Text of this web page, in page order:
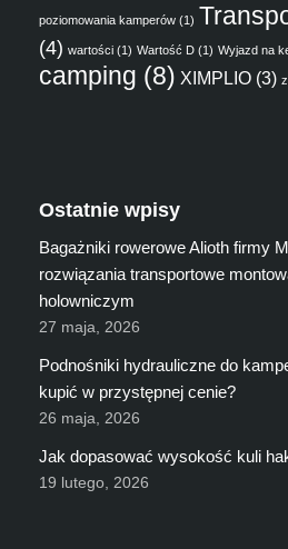
poziomowania kamperów (1)
(4) wartości (1) Wartość D (1) Wyjazd na
camping (8) XIMPLIO (3)
Ostatnie wpisy
Bagażniki rowerowe Alioth firmy
rozwiązania transportowe
holowniczym
27 maja, 2026
Podnośniki hydrauliczne do
kupić w przystępnej cenie?
26 maja, 2026
Jak dopasować wysokość kuli
19 lutego, 2026